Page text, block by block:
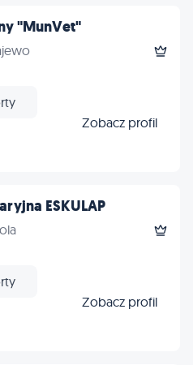
"MunVet"
Zobacz profil
ESKULAP
Zobacz profil